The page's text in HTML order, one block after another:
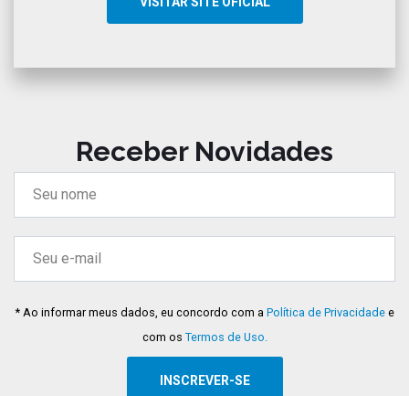
Receber Novidades
* Ao informar meus dados, eu concordo com a Política de Privacidadee
com os Termos de Uso.